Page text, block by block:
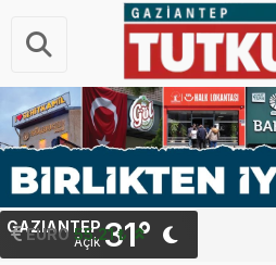
EURO 55.21 ₺
GAZIANTEP
Açık31°